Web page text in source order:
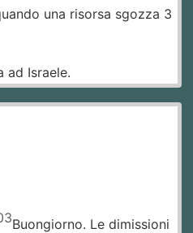
una risorsa sgozza 3
ad Israele.
Buongiorno. Le dimissioni